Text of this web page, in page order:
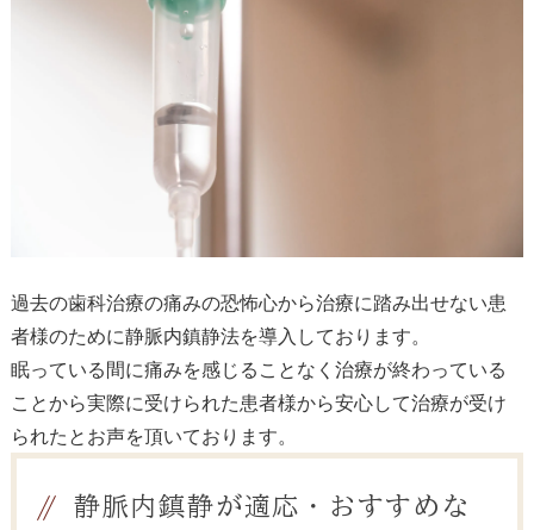
過去の歯科治療の痛みの恐怖心から治療に踏み出せない患
者様のために静脈内鎮静法を導入しております。
眠っている間に痛みを感じることなく治療が終わっている
ことから実際に受けられた患者様から安心して治療が受け
られたとお声を頂いております。
静脈内鎮静が適応・おすすめな